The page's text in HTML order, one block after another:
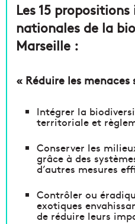
Les 15 propositions
nationales de la
Marseille :
« Réduire les
lntégrer la
territoriale et
Conserver les
grâce à des
d’autres mesures
Contrôler ou
exotiques
de réduire leurs